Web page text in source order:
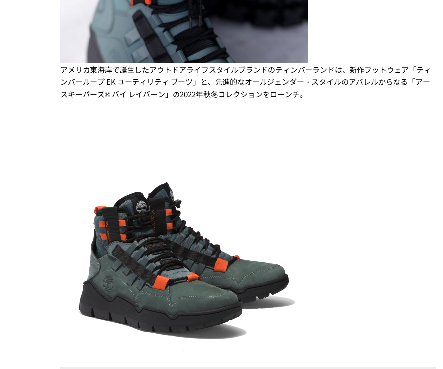
アメリカ東海岸で誕生したアウトドアライフスタイルブランドのティンバーランドは、新作フットウェア「ティ
ンバーループ EK ユーティリティ ブーツ」と、先進的なオールジェンダー・スタイルのアパレルからなる「アー
スキーパーズ® バイ レイバーン」の2022年秋冬コレクションをローンチ。